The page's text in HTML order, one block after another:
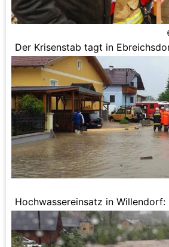
Der Krisenstab tagt in
Hochwassereinsatz in Willendorf:
Tauchpumpe wurde versucht das
Straßen zu bringen.